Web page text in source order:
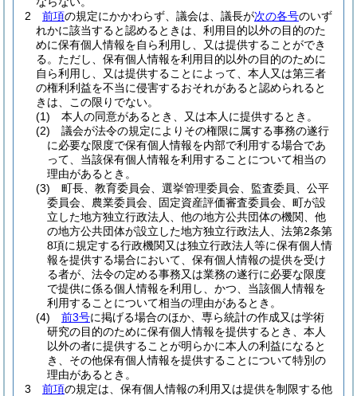
2
前項の規定にかかわらず、議会は、議長が次の各号のいず
れかに該当すると認めるときは、利用目的以外の目的のた
めに保有個人情報を自ら利用し、又は提供することができ
る。 ただし、保有個人情報を利用目的以外の目的のために
自ら利用し、又は提供することによって、本人又は第三者
の権利利益を不当に侵害するおそれがあると認められると
きは、この限りでない。
(1)
本人の同意があるとき、又は本人に提供するとき。
(2)
議会が法令の規定によりその権限に属する事務の遂行
に必要な限度で保有個人情報を内部で利用する場合であ
って、当該保有個人情報を利用することについて相当の
理由があるとき。
(3)
町長、教育委員会、選挙管理委員会、監査委員、公平
委員会、農業委員会、固定資産評価審査委員会、町が設
立した地方独立行政法人、他の地方公共団体の機関、他
の地方公共団体が設立した地方独立行政法人、法第2条第
8項に規定する行政機関又は独立行政法人等に保有個人情
報を提供する場合において、保有個人情報の提供を受け
る者が、法令の定める事務又は業務の遂行に必要な限度
で提供に係る個人情報を利用し、かつ、当該個人情報を
利用することについて相当の理由があるとき。
(4)
前3号に掲げる場合のほか、専ら統計の作成又は学術
研究の目的のために保有個人情報を提供するとき、本人
以外の者に提供することが明らかに本人の利益になると
き、その他保有個人情報を提供することについて特別の
理由があるとき。
3
前項の規定は、保有個人情報の利用又は提供を制限する他